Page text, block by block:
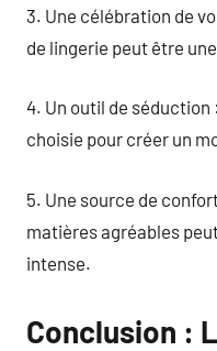
3. Une célébration de
de lingerie peut être
4. Un outil de séduction
choisie pour créer un
5. Une source de
matières agréables
intense.
Conclusion :